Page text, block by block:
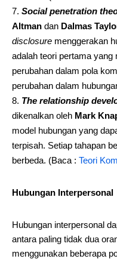
Social penetration
Altman dan Dalmas
disclosure menggerakan
adalah teori pertama yang
perubahan dalam pola
perubahan dalam
The relationship
dikenalkan oleh Mark
model hubungan yang
terpisah. Setiap tahapan
berbeda. (Baca : Teori
Hubungan Interpersonal
Hubungan interpersonal
antara paling tidak dua
menggunakan beberapa